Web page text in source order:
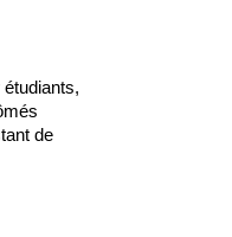
étudiants,
de